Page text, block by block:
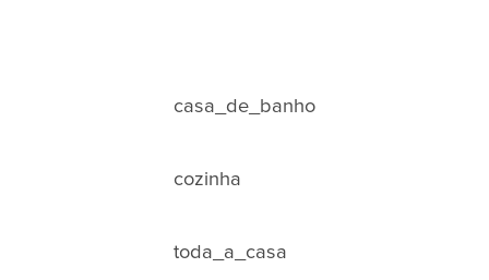
casa_de_banho
cozinha
toda_a_casa